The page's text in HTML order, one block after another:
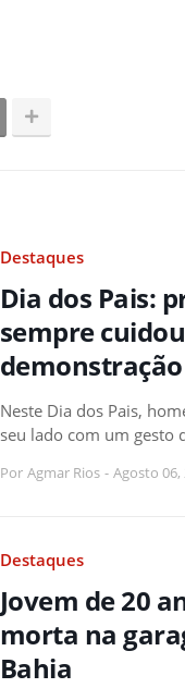
Destaques
Dia dos Pais:
sempre
Neste Dia dos Pais,
seu lado com um gesto
Por Agmar Rios - Agosto 06,
Destaques
Jovem de 20
morta na
Bahia